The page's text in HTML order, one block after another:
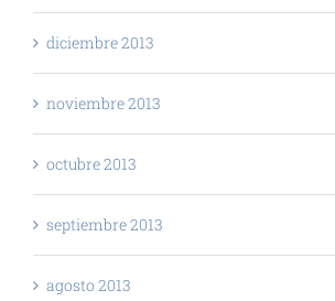
diciembre 2013
noviembre 2013
octubre 2013
septiembre 2013
agosto 2013